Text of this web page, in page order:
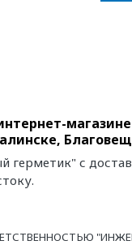
герметик" с